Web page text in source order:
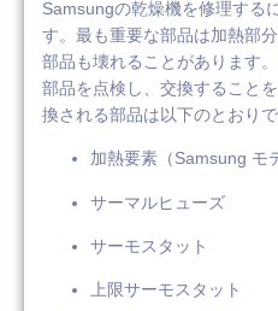
Samsungの乾燥機を修理する
す。最も重要な部品は加熱部
部品も壊れることがあります
部品を点検し、交換すること
換される部品は以下のとおりで
加熱要素（Samsung モ
サーマルヒューズ
サーモスタット
上限サーモスタット